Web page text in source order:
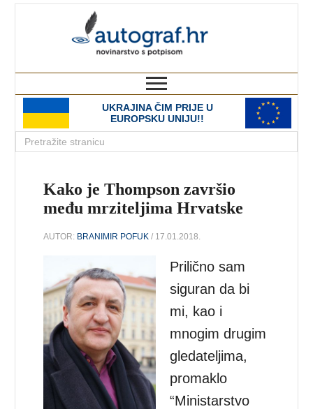
UKRAJINA ČIM PRIJE U
EUROPSKU UNIJU!!
Kako je Thompson završio
među mrziteljima Hrvatske
AUTOR: BRANIMIR POFUK / 17.01.2018.
Prilično sam
siguran da bi
mi, kao i
mnogim drugim
gledateljima,
promaklo
“Ministarstvo